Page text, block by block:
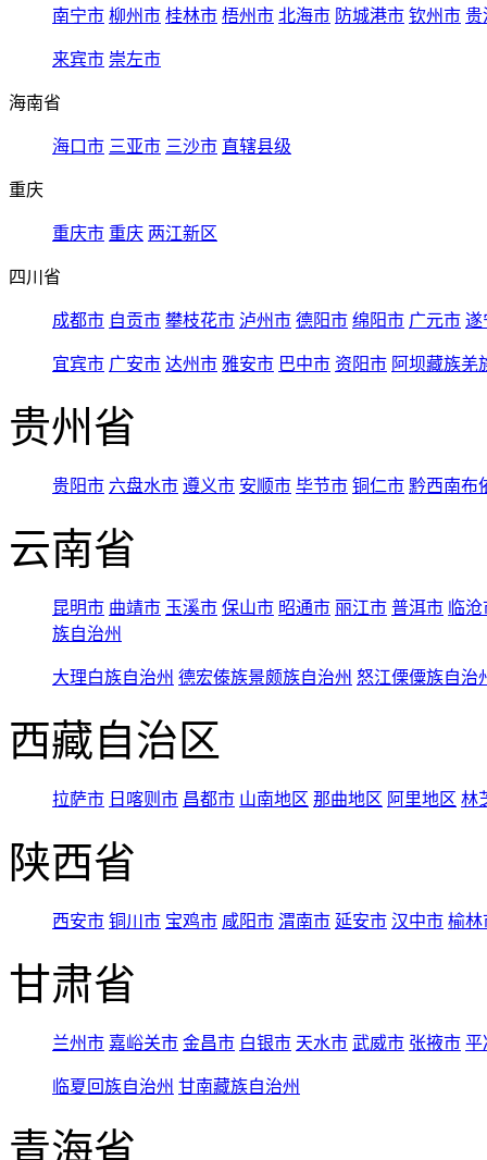
南宁市 柳州市 桂林市 梧州市 北海市 防城港市 钦州市 贵
来宾市 崇左市
海南省
海口市 三亚市 三沙市 直辖县级
重庆
重庆市 重庆 两江新区
四川省
成都市 自贡市 攀枝花市 泸州市 德阳市 绵阳市 广元市 遂
宜宾市 广安市 达州市 雅安市 巴中市 资阳市 阿坝藏族羌
贵州省
贵阳市 六盘水市 遵义市 安顺市 毕节市 铜仁市 黔西南布
云南省
昆明市 曲靖市 玉溪市 保山市 昭通市 丽江市 普洱市 临
族自治州
大理白族自治州 德宏傣族景颇族自治州 怒江傈僳族自治
西藏自治区
拉萨市 日喀则市 昌都市 山南地区 那曲地区 阿里地区 林
陕西省
西安市 铜川市 宝鸡市 咸阳市 渭南市 延安市 汉中市 榆林
甘肃省
兰州市 嘉峪关市 金昌市 白银市 天水市 武威市 张掖市 平
临夏回族自治州 甘南藏族自治州
青海省